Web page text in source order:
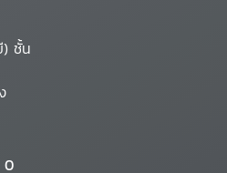
) ชั้น
0